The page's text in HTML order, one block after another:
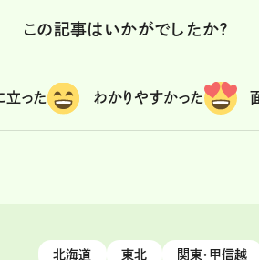
この記事はいかがでしたか？
立った わかりやすかった
北海道 東北 関東・甲信越